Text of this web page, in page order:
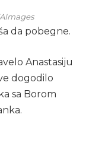
da pobegne.
Anastasiju
dogodilo
sa Borom